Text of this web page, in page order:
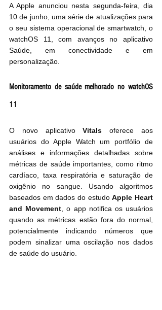
A Apple anunciou nesta segunda-feira, dia
10 de junho, uma série de atualizações para
o seu sistema operacional de smartwatch, o
watchOS 11, com avanços no aplicativo
Saúde, em conectividade e em
personalização.
Monitoramento de saúde melhorado no watchOS
11
O novo aplicativo Vitals oferece aos
usuários do Apple Watch um portfólio de
análises e informações detalhadas sobre
métricas de saúde importantes, como ritmo
cardíaco, taxa respiratória e saturação de
oxigênio no sangue. Usando algoritmos
baseados em dados do estudo Apple Heart
and Movement , o app notifica os usuários
quando as métricas estão fora do normal,
potencialmente indicando números que
podem sinalizar uma oscilação nos dados
de saúde do usuário.